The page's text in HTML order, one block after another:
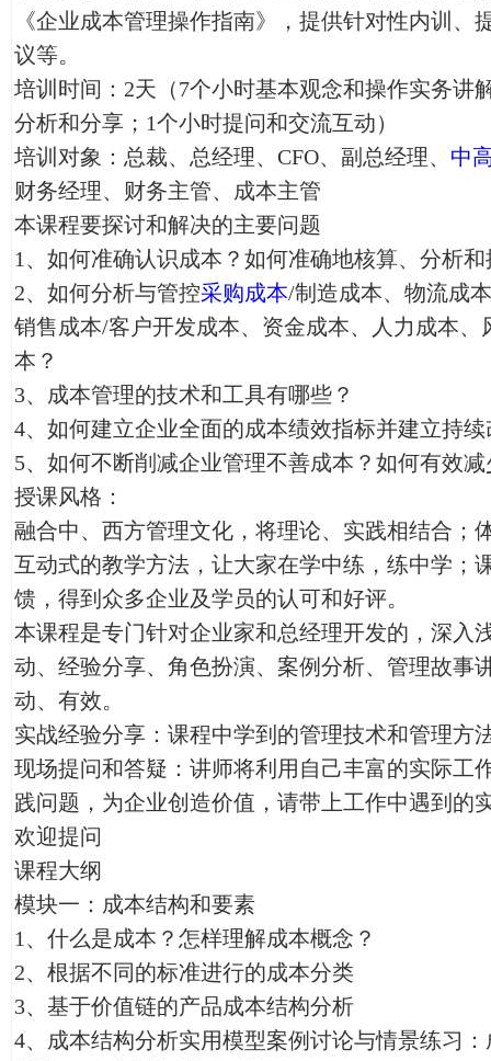
《企业成本管理操作指南》，提供针对性内训、
议等。
培训时间：2天（7个小时基本观念和操作实务讲
分析和分享；1个小时提问和交流互动）
培训对象：总裁、总经理、CFO、副总经理、 中
财务经理、财务主管、成本主管
本课程要探讨和解决的主要问题
1、如何准确认识成本？如何准确地核算、分析
2、如何分析与管控采购成本/制造成本、物流成
销售成本/客户开发成本、资金成本、人力成本
本？
3、成本管理的技术和工具有哪些？
4、如何建立企业全面的成本绩效指标并建立持
5、如何不断削减企业管理不善成本？如何有效
授课风格：
融合中、西方管理文化，将理论、实践相结合；
互动式的教学方法，让大家在学中练，练中学；
馈，得到众多企业及学员的认可和好评。
本课程是专门针对企业家和总经理开发的，深入
动、经验分享、角色扮演、案例分析、管理故事
动、有效。
实战经验分享：课程中学到的管理技术和管理方
现场提问和答疑：讲师将利用自己丰富的实际工
践问题，为企业创造价值，请带上工作中遇到的
欢迎提问
课程大纲
模块一：成本结构和要素
1、什么是成本？怎样理解成本概念？
2、根据不同的标准进行的成本分类
3、基于价值链的产品成本结构分析
4、成本结构分析实用模型案例讨论与情景练习